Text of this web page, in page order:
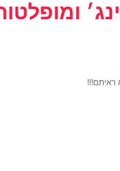
ראיתם!!!